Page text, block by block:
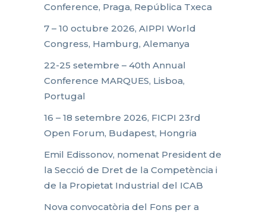
Conference, Praga, República Txeca
7 – 10 octubre 2026, AIPPI World
Congress, Hamburg, Alemanya
22-25 setembre – 40th Annual
Conference MARQUES, Lisboa,
Portugal
16 – 18 setembre 2026, FICPI 23rd
Open Forum, Budapest, Hongria
Emil Edissonov, nomenat President de
la Secció de Dret de la Competència i
de la Propietat Industrial del ICAB
Nova convocatòria del Fons per a